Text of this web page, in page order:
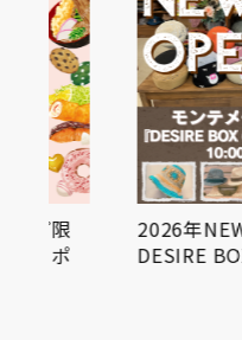
2026年NEW OPEN！
DESIRE BOX